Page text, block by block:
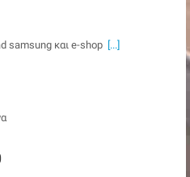
samsung και e-shop [...]